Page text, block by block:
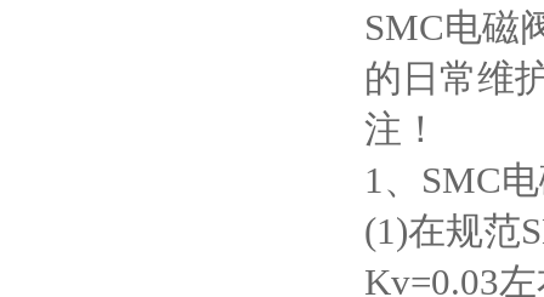
SMC电磁
的日常维
注！
1、SMC
(1)在规范
Kv=0.03